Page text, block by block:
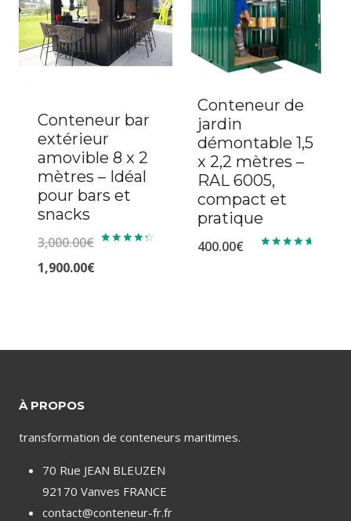
4,000.00€.
Conteneur bar
extérieur
amovible 8 x 2
mètres – Idéal
pour bars et
snacks
3,000.00€
Le
1,900.00€
Conteneur de
jardin
démontable 1,5
x 2,2 mètres –
RAL 6005,
compact et
pratique
400.00€
À PROPOS
transformation de conteneurs maritimes.
70 Rue JEAN BLEUZEN
92170 Vanves FRANCE
contact@conteneur-fr.fr